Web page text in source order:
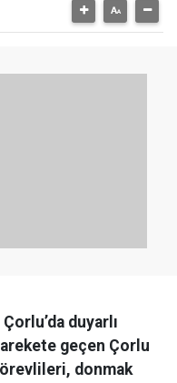
duyarlı
geçen Çorlu
donmak